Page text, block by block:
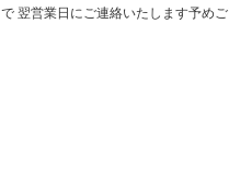
で 翌営業日にご連絡いたします予めご